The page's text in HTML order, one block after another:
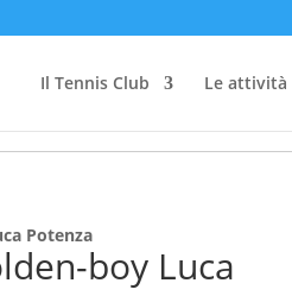
Il Tennis Club Le attività
Potenza
boy Luca